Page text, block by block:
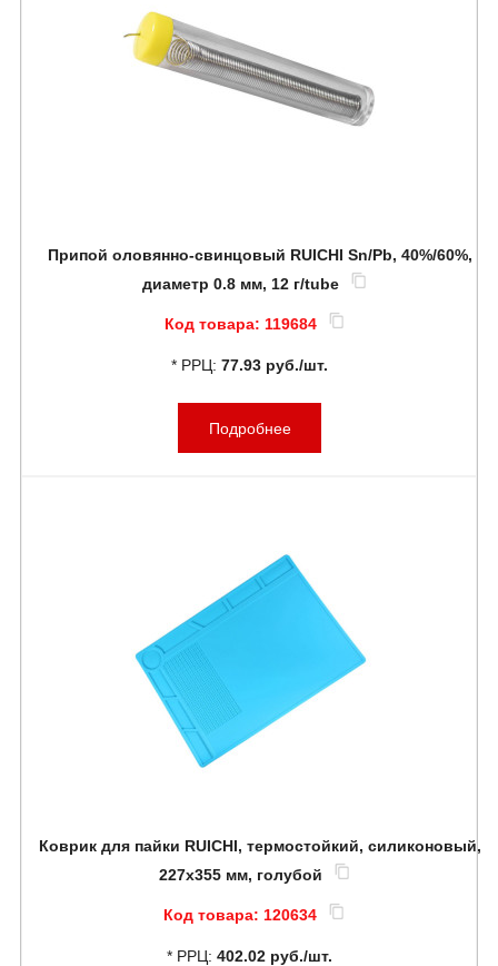
Припой оловянно-свинцовый RUICHI Sn/Pb, 40%/60%,
диаметр 0.8 мм, 12 г/tube
Код товара: 119684
* РРЦ: 77.93 руб./шт.
Подробнее
Коврик для пайки RUICHI, термостойкий, силиконовый,
227x355 мм, голубой
Код товара: 120634
* РРЦ: 402.02 руб./шт.